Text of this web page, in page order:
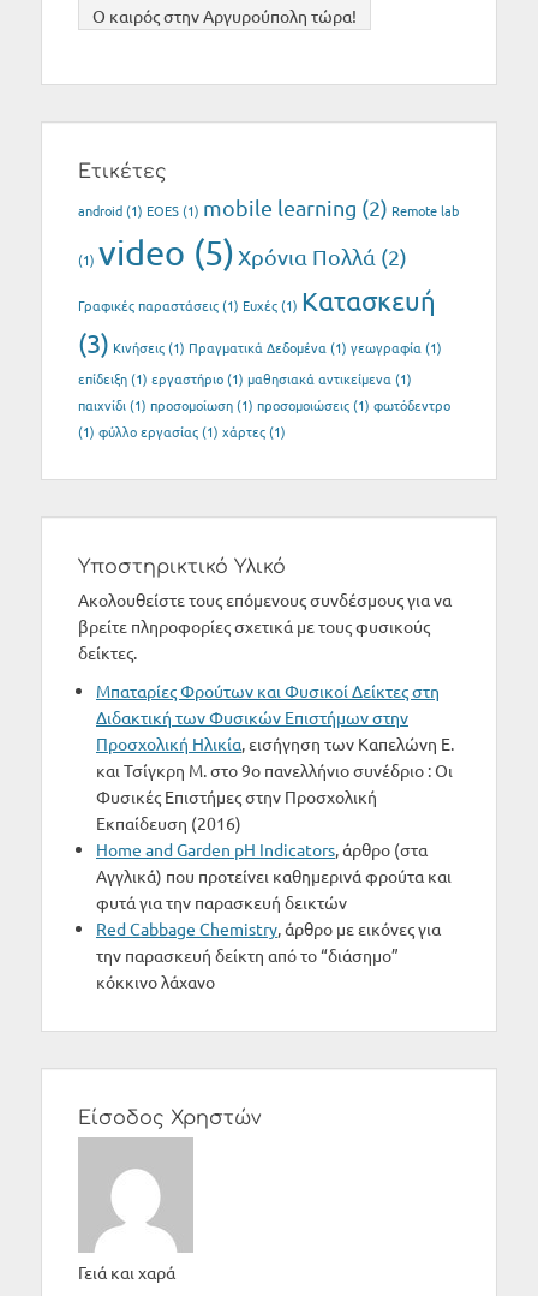
O καιρός στην Αργυρούπολη τώρα!
Ετικέτες
android(1) EOES(1) mobile learning (2) Remote lab
(1) video (5)Xρόνια Πολλά (2)
Γραφικές παραστάσεις(1) Ευχές(1) Κατασκευή
(3) Κινήσεις(1) Πραγματικά Δεδομένα(1) γεωγραφία(1)
επίδειξη(1) εργαστήριο(1) μαθησιακά αντικείμενα(1)
παιχνίδι(1) προσομοίωση(1) προσομοιώσεις(1) φωτόδεντρο
(1) φύλλο εργασίας(1) χάρτες(1)
Υποστηρικτικό Υλικό
Ακολουθείστε τους επόμενους συνδέσμους για να
βρείτε πληροφορίες σχετικά με τους φυσικούς
δείκτες.
Μπαταρίες Φρούτων και Φυσικοί Δείκτες στη
Διδακτική των Φυσικών Επιστήμων στην
Προσχολική Ηλικία, εισήγηση των Καπελώνη Ε.
και Τσίγκρη Μ. στο 9ο πανελλήνιο συνέδριο : Οι
Φυσικές Επιστήμες στην Προσχολική
Εκπαίδευση (2016)
Home and Garden pH Indicators, άρθρο (στα
Αγγλικά) που προτείνει καθημερινά φρούτα και
φυτά για την παρασκευή δεικτών
Red Cabbage Chemistry, άρθρο με εικόνες για
την παρασκευή δείκτη από το “διάσημο”
κόκκινο λάχανο
Είσοδος Χρηστών
Γειά και χαρά